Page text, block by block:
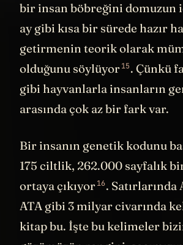
bir insan böbreğini domuzun
ay gibi kısa bir sürede hazır
getirmenin teorik olarak
olduğunu söylüyor15. Çünkü
gibi hayvanlarla insanların
arasında çok az bir fark var.
Bir insanın genetik kodunu
175 ciltlik, 262.000 sayfalık
ortayaçıkıyor16. Satırlarında
ATA gibi 3 milyar civarında
kitap bu. İşte bu kelimeler